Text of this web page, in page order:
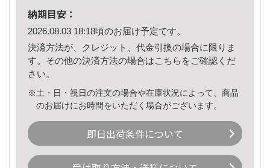
納期目安：
2026.08.03 18:18頃のお届け予定です。
決済方法が、クレジット、代金引換の場合に限りま
す。その他の決済方法の場合はこちら をご確認くだ
さい。
※土・日・祝日の注文の場合や在庫状況によって、商品
のお届けにお時間をいただく場合がございます。
即日出荷条件について